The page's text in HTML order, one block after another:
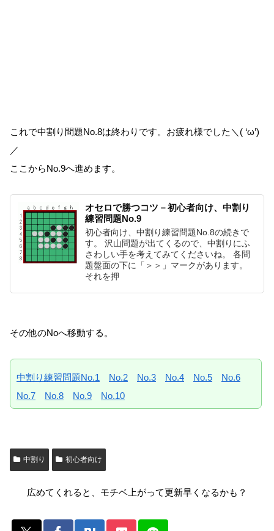
これで中割り問題No.8は終わりです。お疲れ様でした＼( ‘ω’)
／
ここからNo.9へ進めます。
オセロで勝つコツ－初心者向け、中割り
練習問題No.9
初心者向け、中割り練習問題No.8の続きで
す。 沢山問題が出てくるので、中割りにふ
さわしい手を考えてみてくださいね。 各問
題盤面の下に「＞＞」マークがあります。
それを押
その他のNoへ移動する。
中割り練習問題No.1 No.2 No.3 No.4 No.5
No.6
No.7
No.8 No.9 No.10
中割り 初心者向け
広めてくれると、モチベ上がって更新早くなるかも？